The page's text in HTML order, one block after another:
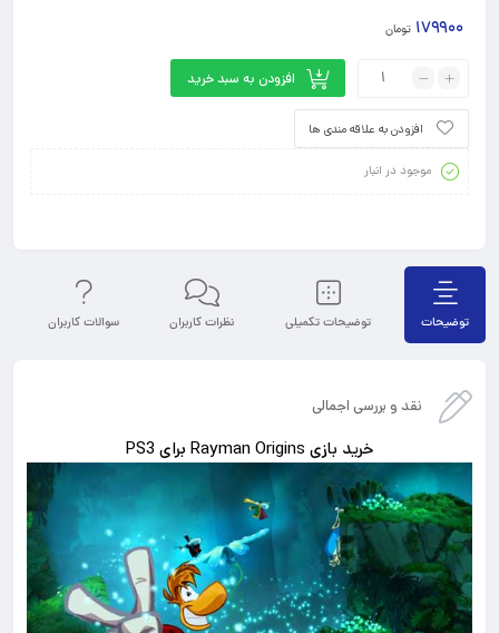
۱۷۹۹۰۰ تومان
افزودن به سبد خرید
افزودن به علاقه مندی ها
موجود در انبار
توضیحات توضیحات تکمیلی نظرات کاربران سوالات کاربران
نقد و بررسی اجمالی
خرید بازی Rayman Origins برای PS3